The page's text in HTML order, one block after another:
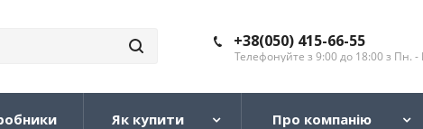
+38(050) 415-66-55
Телефонуйте з 9:00 до 18:00 з Пн. -
Як купити Про компанію